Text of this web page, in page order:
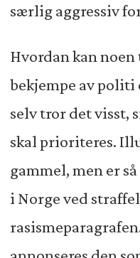
særlig aggressiv
Hvordan kan noen
bekjempe av
selv tror det
skal prioriteres.
gammel, men er
i Norge ved